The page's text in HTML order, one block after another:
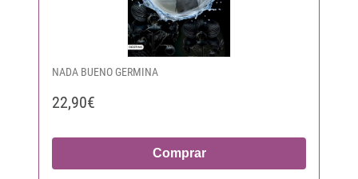
NADA BUENO GERMINA
22,90€
Comprar